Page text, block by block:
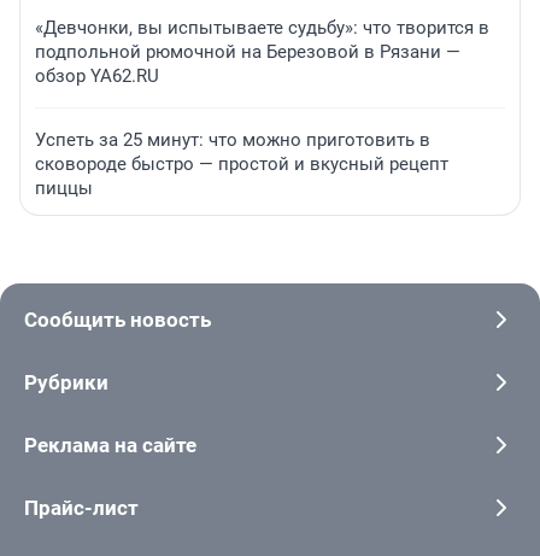
«Девчонки, вы испытываете судьбу»: что творится в
подпольной рюмочной на Березовой в Рязани —
обзор YA62.RU
Успеть за 25 минут: что можно приготовить в
сковороде быстро — простой и вкусный рецепт
пиццы
Сообщить новость
Рубрики
Реклама на сайте
Прайс-лист